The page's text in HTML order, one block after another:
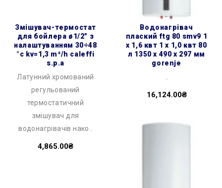
змішувач-термостат
для бойлера ø1/2″ з
налаштуванням 30÷48
°c kv=1,3 m³/h caleffi
s.p.a
Латунний хромований
регульований
термостатичний
змішувач для
водонагрівачів нако..
4,865.00₴
водонагрівач
плаский ftg 80 smv9 1
х 1,6 квт 1 х 1,0 квт 80
л 1350 x 490 x 297 мм
gorenje
16,124.00₴